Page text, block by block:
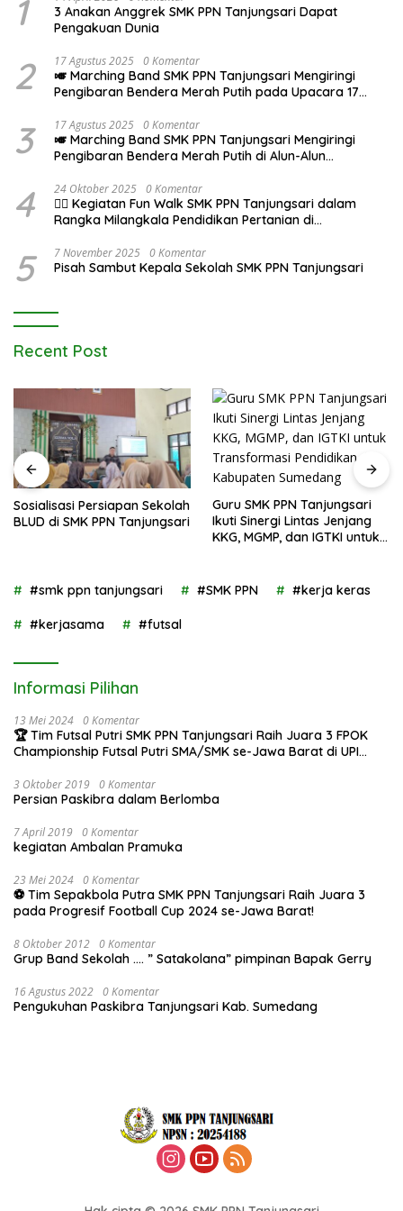
1
3 Anakan Anggrek SMK PPN Tanjungsari Dapat
Pengakuan Dunia
2 17 Agustus 2025 0 Komentar
🎺 Marching Band SMK PPN Tanjungsari Mengiringi
Pengibaran Bendera Merah Putih pada Upacara 17
3 17 Agustus 2025 0 Komentar
🎺 Marching Band SMK PPN Tanjungsari Mengiringi
Pengibaran Bendera Merah Putih di Alun-Alun
4 24 Oktober 2025 0 Komentar
🚶‍♂️ Kegiatan Fun Walk SMK PPN Tanjungsari dalam
Rangka Milangkala Pendidikan Pertanian di
5 7 November 2025 0 Komentar
Pisah Sambut Kepala Sekolah SMK PPN Tanjungsari
Recent Post
Sosialisasi Persiapan Sekolah
BLUD di SMK PPN Tanjungsari
Guru SMK PPN Tanjungsari
Ikuti Sinergi Lintas Jenjang
KKG, MGMP, dan IGTKI untuk
#smk ppn tanjungsari
#SMK PPN #kerja keras
#kerjasama #futsal
Informasi Pilihan
13 Mei 2024 0 Komentar
🏆 Tim Futsal Putri SMK PPN Tanjungsari Raih Juara 3 FPOK
Championship Futsal Putri SMA/SMK se-Jawa Barat di UPI
3 Oktober 2019 0 Komentar
Persian Paskibra dalam Berlomba
7 April 2019 0 Komentar
kegiatan Ambalan Pramuka
23 Mei 2024 0 Komentar
⚽ Tim Sepakbola Putra SMK PPN Tanjungsari Raih Juara 3
pada Progresif Football Cup 2024 se-Jawa Barat!
8 Oktober 2012 0 Komentar
Grup Band Sekolah …. ” Satakolana” pimpinan Bapak Gerry
16 Agustus 2022 0 Komentar
Pengukuhan Paskibra Tanjungsari Kab. Sumedang